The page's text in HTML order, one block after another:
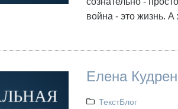
война - это жизнь. А
Елена
ТекстБлог